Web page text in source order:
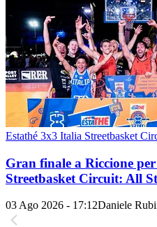
Estathé 3x3 Italia Streetbasket
Gran finale a Riccione
Streetbasket Circuit: All
03 Ago 2026 - 17:12Daniele